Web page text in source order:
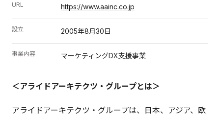
URL https://www.aainc.co.jp
設立 2005年8月30日
事業内容 マーケティングDX支援事業
＜アライドアーキテクツ・グループとは＞
アライドアーキテクツ・グループは、日本、アジア、欧